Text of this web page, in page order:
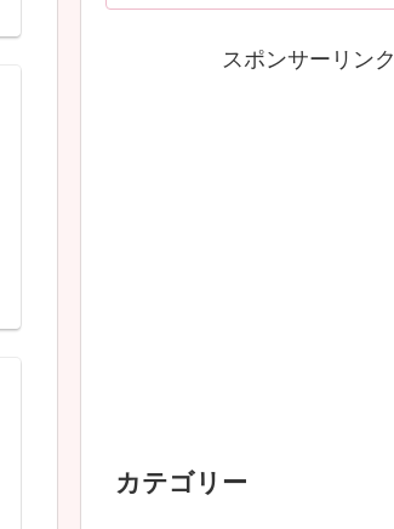
スポンサーリンク
カテゴリー